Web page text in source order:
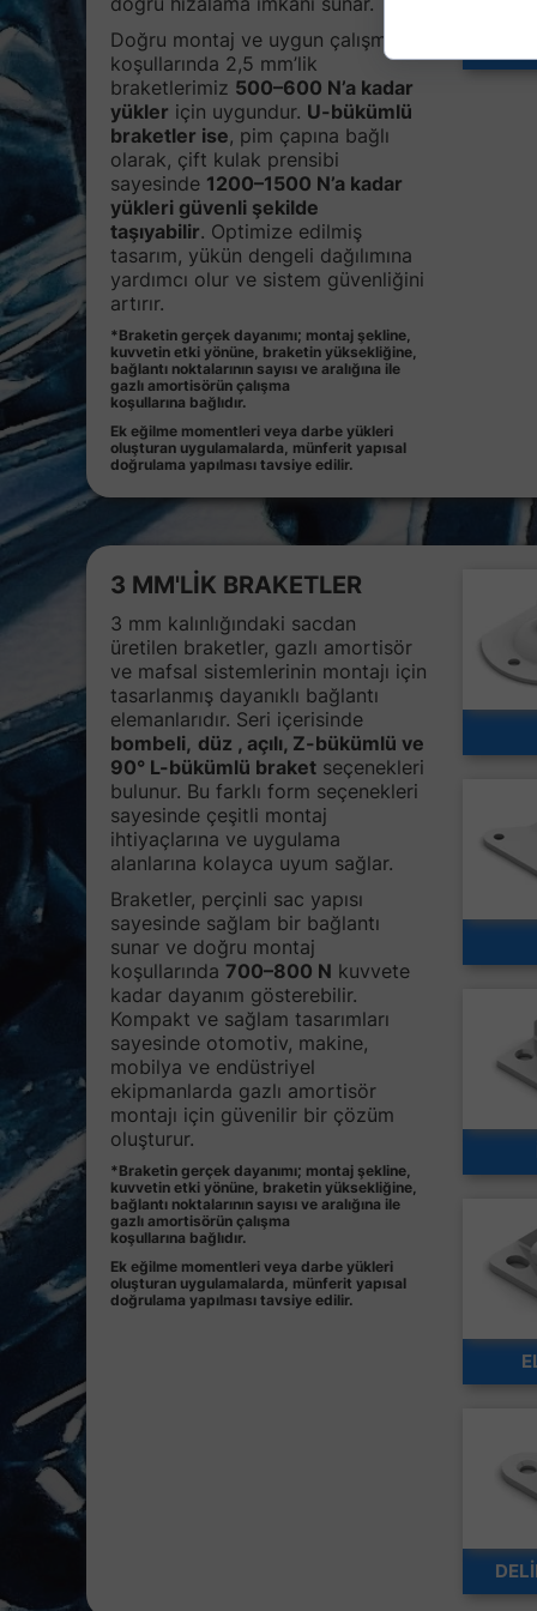
Doğru montaj ve uygun çalışma
koşullarında 2,5 mm’lik
braketlerimiz 500–600 N’a kadar
yükler için uygundur. U-bükümlü
braketler ise, pim çapına bağlı
olarak, çift kulak prensibi
sayesinde 1200–1500 N’a kadar
yükleri güvenli şekilde
taşıyabilir. Optimize edilmiş
tasarım, yükün dengeli dağılımına
yardımcı olur ve sistem güvenliğini
artırır.
*Braketin gerçek dayanımı; montaj şekline,
kuvvetin etki yönüne, braketin yüksekliğine,
bağlantı noktalarının sayısı ve aralığına ile
gazlı amortisörün çalışma
koşullarına bağlıdır.
Ek eğilme momentleri veya darbe yükleri
oluşturan uygulamalarda, münferit yapısal
doğrulama yapılması tavsiye edilir.
3 MM'LİK BRAKETLER
3 mm kalınlığındaki sacdan
üretilen braketler, gazlı amortisör
ve mafsal sistemlerinin montajı için
tasarlanmış dayanıklı bağlantı
elemanlarıdır. Seri içerisinde
bombeli, düz , açılı, Z-bükümlü ve
90° L-bükümlü braket seçenekleri
bulunur. Bu farklı form seçenekleri
sayesinde çeşitli montaj
ihtiyaçlarına ve uygulama
alanlarına kolayca uyum sağlar.
Braketler, perçinli sac yapısı
sayesinde sağlam bir bağlantı
sunar ve doğru montaj
koşullarında 700–800 N kuvvete
kadar dayanım gösterebilir.
Kompakt ve sağlam tasarımları
sayesinde otomotiv, makine,
mobilya ve endüstriyel
ekipmanlarda gazlı amortisör
montajı için güvenilir bir çözüm
oluşturur.
*Braketin gerçek dayanımı; montaj şekline,
kuvvetin etki yönüne, braketin yüksekliğine,
bağlantı noktalarının sayısı ve aralığına ile
gazlı amortisörün çalışma
koşullarına bağlıdır.
Ek eğilme momentleri veya darbe yükleri
oluşturan uygulamalarda, münferit yapısal
doğrulama yapılması tavsiye edilir.